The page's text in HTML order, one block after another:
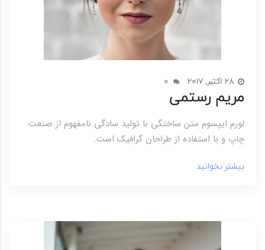
28 اکتبر, 2017 0
مریم رستمی
لورم ایپسوم متن ساختگی با تولید سادگی نامفهوم از صنعت
چاپ و با استفاده از طراحان گرافیک است.
بیشتر بخوانید